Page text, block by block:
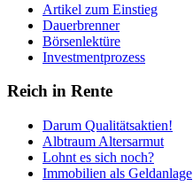
Artikel zum Einstieg
Dauerbrenner
Börsenlektüre
Investmentprozess
Reich in Rente
Darum Qualitätsaktien!
Albtraum Altersarmut
Lohnt es sich noch?
Immobilien als Geldanlage